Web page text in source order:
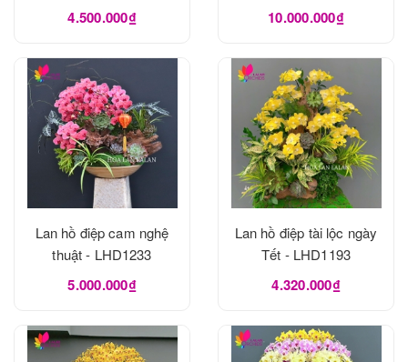
4.500.000₫ 10.000.000₫
Lan hồ điệp cam nghệ
thuật - LHD1233
5.000.000₫
Lan hồ điệp tài lộc ngày
Tết - LHD1193
4.320.000₫